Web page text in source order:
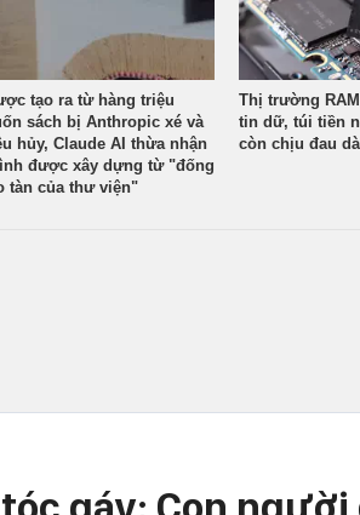
tạo ra từ hàng triệu
sách bị Anthropic xé và
hủy, Claude AI thừa nhận
được xây dựng từ "đống
tàn của thư viện"
Thị trường
tin dữ, túi tiền
còn chịu đau